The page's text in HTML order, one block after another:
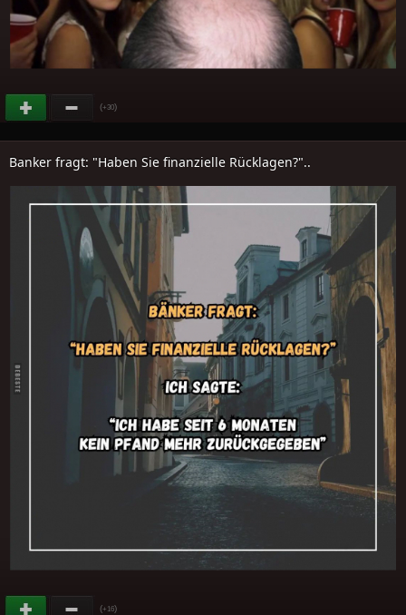
(+30)
Banker fragt: "Haben Sie finanzielle Rücklagen?"..
(+16)